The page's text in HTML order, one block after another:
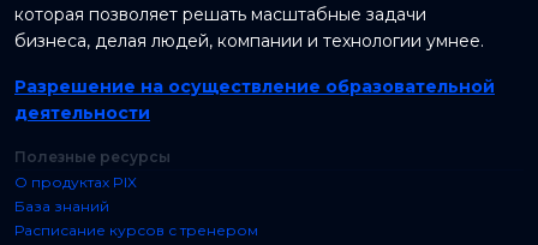
которая позволяет решать масштабные задачи
бизнеса, делая людей, компании и технологии умнее.
Разрешение на осуществление образовательной
деятельности
Полезные ресурсы
О продуктах PIX
База знаний
Расписание курсов с тренером